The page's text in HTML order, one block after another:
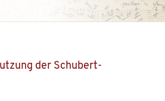
der Schubert-